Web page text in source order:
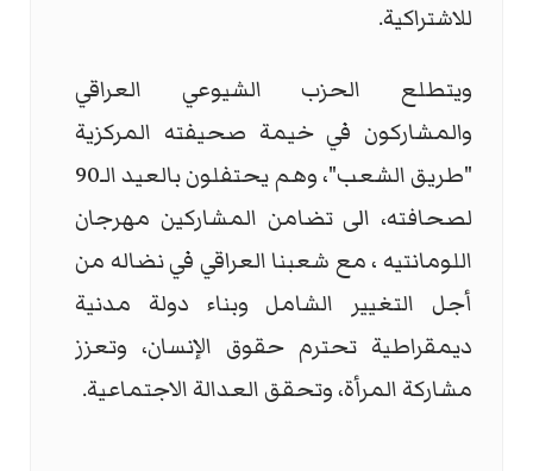
للاشتراكية.
ويتطلع الحزب الشيوعي العراقي
والمشاركون في خيمة صحيفته المركزية
"طريق الشعب"، وهم يحتفلون بالعيد الـ90
لصحافته، الى تضامن المشاركين مهرجان
اللومانتيه ، مع شعبنا العراقي في نضاله من
أجل التغيير الشامل وبناء دولة مدنية
ديمقراطية تحترم حقوق الإنسان، وتعزز
مشاركة المرأة، وتحقق العدالة الاجتماعية.